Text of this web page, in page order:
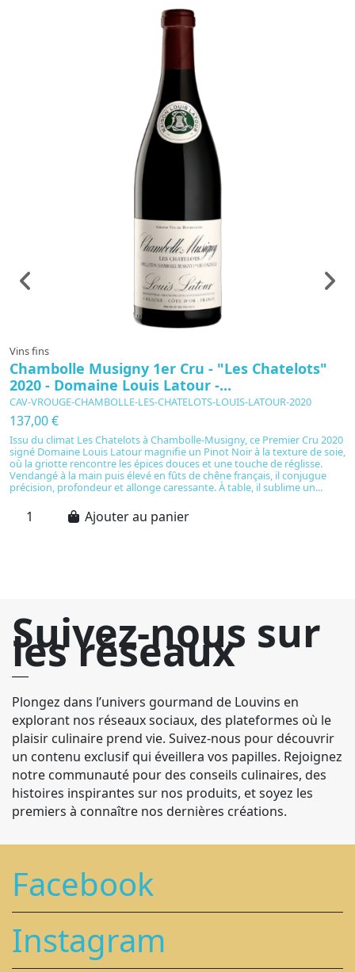
Vins fins
Chambolle Musigny 1er Cru - "Les Chatelots"
2020 - Domaine Louis Latour -...
CAV-VROUGE-CHAMBOLLE-LES-CHATELOTS-LOUIS-LATOUR-2020
137,00 €
Issu du climat Les Chatelots à Chambolle-Musigny, ce Premier Cru 2020
signé Domaine Louis Latour magnifie un Pinot Noir à la texture de soie,
où la griotte rencontre les épices douces et une touche de réglisse.
Vendangé à la main puis élevé en fûts de chêne français, il conjugue
précision, profondeur et allonge caressante. À table, il sublime un...
Ajouter au panier
Suivez-nous sur
les réseaux
Plongez dans l’univers gourmand de Louvins en
explorant nos réseaux sociaux, des plateformes où le
plaisir culinaire prend vie. Suivez-nous pour découvrir
un contenu exclusif qui éveillera vos papilles. Rejoignez
notre communauté pour des conseils culinaires, des
histoires inspirantes sur nos produits, et soyez les
premiers à connaître nos dernières créations.
Facebook
Instagram